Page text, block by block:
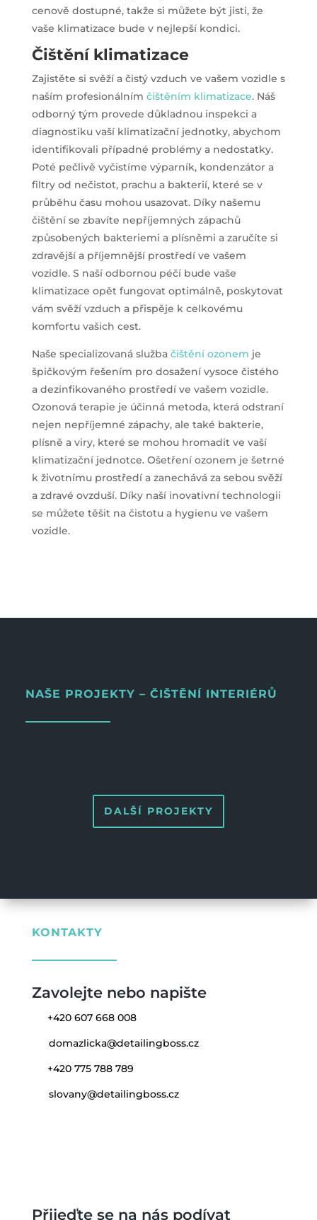
cenově dostupné, takže si můžete být jisti, že
vaše klimatizace bude v nejlepší kondici.
Čištění klimatizace
Zajistěte si svěží a čistý vzduch ve vašem vozidle s
naším profesionálním čištěním klimatizace. Náš
odborný tým provede důkladnou inspekci a
diagnostiku vaší klimatizační jednotky, abychom
identifikovali případné problémy a nedostatky.
Poté pečlivě vyčistíme výparník, kondenzátor a
filtry od nečistot, prachu a bakterií, které se v
průběhu času mohou usazovat. Díky našemu
čištění se zbavíte nepříjemných zápachů
způsobených bakteriemi a plísněmi a zaručíte si
zdravější a příjemnější prostředí ve vašem
vozidle. S naší odbornou péčí bude vaše
klimatizace opět fungovat optimálně, poskytovat
vám svěží vzduch a přispěje k celkovému
komfortu vašich cest.
Naše specializovaná služba čištění ozonem je
špičkovým řešením pro dosažení vysoce čistého
a dezinfikovaného prostředí ve vašem vozidle.
Ozonová terapie je účinná metoda, která odstraní
nejen nepříjemné zápachy, ale také bakterie,
plísně a viry, které se mohou hromadit ve vaší
klimatizační jednotce. Ošetření ozonem je šetrné
k životnímu prostředí a zanechává za sebou svěží
a zdravé ovzduší. Díky naší inovativní technologii
se můžete těšit na čistotu a hygienu ve vašem
vozidle.
NAŠE PROJEKTY – ČIŠTĚNÍ INTERIÉRŮ
DALŠÍ PROJEKTY
KONTAKTY
Zavolejte nebo napište
+420 607 668 008
domazlicka@detailingboss.cz
+420 775 788 789
slovany@detailingboss.cz
Přijeďte se na nás podívat